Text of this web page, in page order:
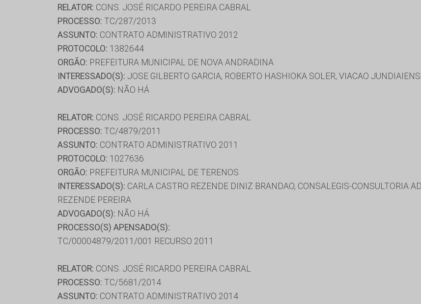
RELATOR: CONS. JOSÉ RICARDO PEREIRA CABRAL
PROCESSO: TC/287/2013
ASSUNTO: CONTRATO ADMINISTRATIVO 2012
PROTOCOLO: 1382644
ORGÃO: PREFEITURA MUNICIPAL DE NOVA ANDRADINA
INTERESSADO(S): JOSE GILBERTO GARCIA, ROBERTO HASHIOKA SOLER, VIACAO
ADVOGADO(S): NÃO HÁ
RELATOR: CONS. JOSÉ RICARDO PEREIRA CABRAL
PROCESSO: TC/4879/2011
ASSUNTO: CONTRATO ADMINISTRATIVO 2011
PROTOCOLO: 1027636
ORGÃO: PREFEITURA MUNICIPAL DE TERENOS
INTERESSADO(S): CARLA CASTRO REZENDE DINIZ BRANDAO, CONSALEGIS-CONSULTORIA
REZENDE PEREIRA
ADVOGADO(S): NÃO HÁ
PROCESSO(S) APENSADO(S):
TC/00004879/2011/001 RECURSO 2011
RELATOR: CONS. JOSÉ RICARDO PEREIRA CABRAL
PROCESSO: TC/5681/2014
ASSUNTO: CONTRATO ADMINISTRATIVO 2014